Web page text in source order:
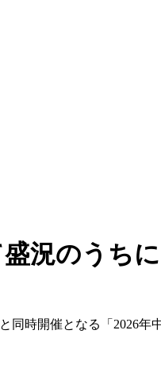
況のうちに
時開催となる「2026